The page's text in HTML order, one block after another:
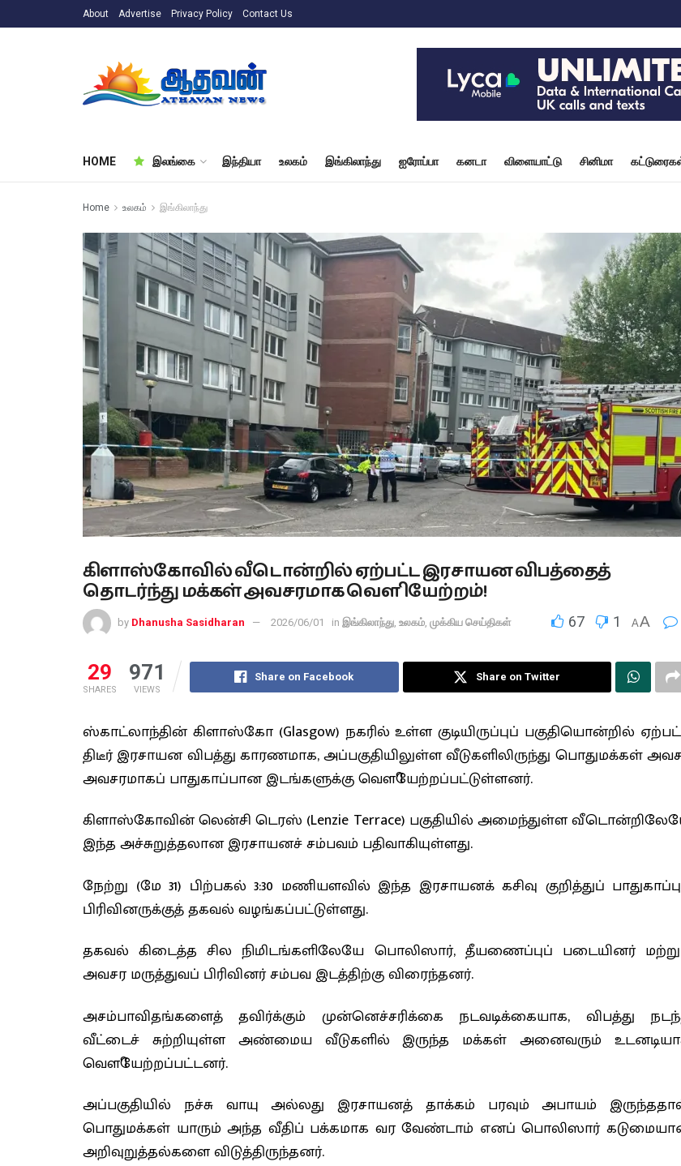
About Advertise Privacy Policy Contact Us
HOME இலங்கை இந்தியா உலகம் இங்கிலாந்து ஐரோப்பா கனடா விளையாட்டு சினிமா
Home உலகம் இங்கிலாந்து
கிளாஸ்கோவில் வீடொன்றில் ஏற்பட்ட இரசாயன விபத்தைத்
தொடர்ந்து மக்கள் அவசரமாக வௌியேற்றம்!
by Dhanusha Sasidharan 2026/06/01 in இங்கிலாந்து உலகம் முக்கிய செய்திகள் 67 1 AA
29
SHARES
971
VIEWS
Share on Facebook Share on Twitter
ஸ்காட்லாந்தின் கிளாஸ்கோ (Glasgow) நகரில் உள்ள குடியிருப்புப் பகுதியொன்றில்
திடீர் இரசாயன விபத்து காரணமாக, அப்பகுதியிலுள்ள வீடுகளிலிருந்து பொதுமக்கள்
அவசரமாகப் பாதுகாப்பான இடங்களுக்கு வௌியேற்றப்பட்டுள்ளனர்.
கிளாஸ்கோவின் லென்சி டெரஸ் (Lenzie Terrace) பகுதியில் அமைந்துள்ள
இந்த அச்சுறுத்தலான இரசாயனச் சம்பவம் பதிவாகியுள்ளது.
நேற்று (மே 31) பிற்பகல் 3:30 மணியளவில் இந்த இரசாயனக் கசிவு குறித்துப்
பிரிவினருக்குத் தகவல் வழங்கப்பட்டுள்ளது.
தகவல் கிடைத்த சில நிமிடங்களிலேயே பொலிஸார், தீயணைப்புப் படையினர்
அவசர மருத்துவப் பிரிவினர் சம்பவ இடத்திற்கு விரைந்தனர்.
அசம்பாவிதங்களைத் தவிர்க்கும் முன்னெச்சரிக்கை நடவடிக்கையாக, விபத்து
வீட்டைச் சுற்றியுள்ள அண்மைய வீடுகளில் இருந்த மக்கள் அனைவரும்
வௌியேற்றப்பட்டனர்.
அப்பகுதியில் நச்சு வாயு அல்லது இரசாயனத் தாக்கம் பரவும் அபாயம்
பொதுமக்கள் யாரும் அந்த வீதிப் பக்கமாக வர வேண்டாம் எனப் பொலிஸார்
அறிவுறுத்தல்களை விடுத்திருந்தனர்.